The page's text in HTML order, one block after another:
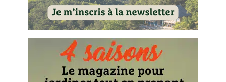
Soins et cosmétiques au naturel
Société et alternatives
Vivre l’écologie